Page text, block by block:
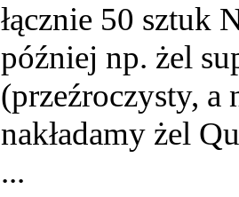
łącznie 50 sztuk
później np. żel
(przeźroczysty, a
nakładamy żel
...